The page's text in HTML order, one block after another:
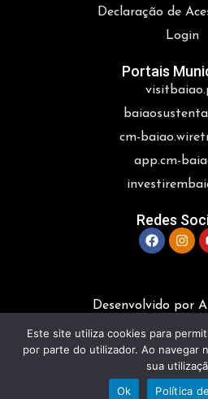
Declaração de
Login
Portais
cm-
app.cm-
Redes
Desenvolvido por
Este site utiliza cookies para
por parte do utilizador. Ao navegar
sua
Ok
Política